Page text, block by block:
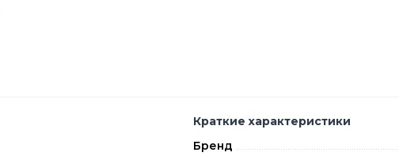
Краткие характеристики
Бренд